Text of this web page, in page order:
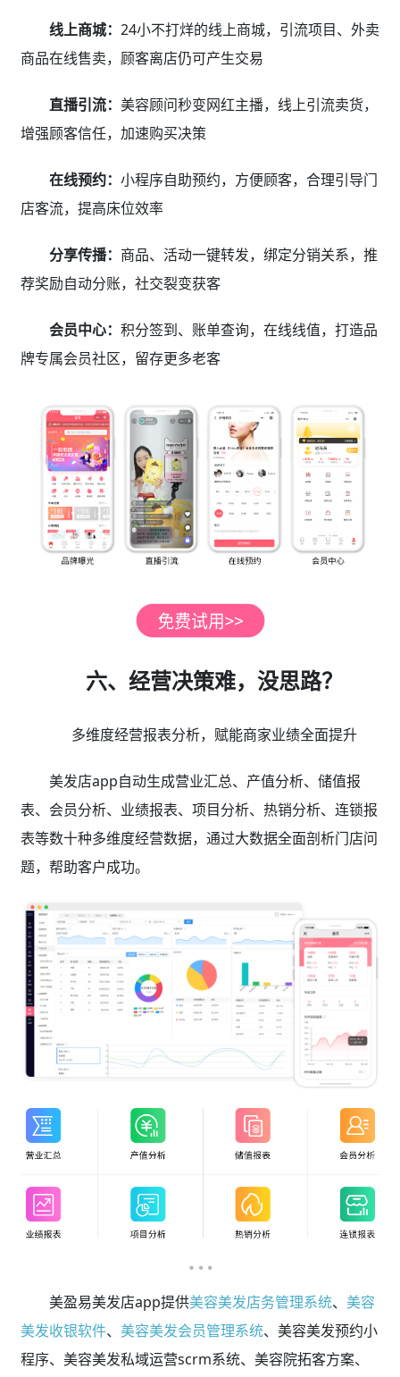
线上商城： 24小不打烊的线上商城，引流项目、外卖
商品在线售卖，顾客离店仍可产生交易
直播引流： 美容顾问秒变网红主播，线上引流卖货，
增强顾客信任，加速购买决策
在线预约： 小程序自助预约，方便顾客，合理引导门
店客流，提高床位效率
分享传播： 商品、活动一键转发，绑定分销关系，推
荐奖励自动分账，社交裂变获客
会员中心： 积分签到、账单查询，在线线值，打造品
牌专属会员社区，留存更多老客
六、经营决策难，没思路？
多维度经营报表分析，赋能商家业绩全面提升
美发店app自动生成营业汇总、产值分析、储值报
表、会员分析、业绩报表、项目分析、热销分析、连锁报
表等数十种多维度经营数据，通过大数据全面剖析门店问
题，帮助客户成功。
美盈易美发店app提供美容美发店务管理系统、 美容
美发收银软件、 美容美发会员管理系统、美容美发预约小
程序、美容美发私域运营scrm系统、美容院拓客方案、